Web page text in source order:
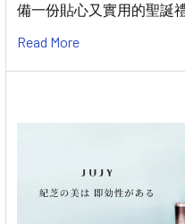
備一份貼心又實用的聖誕
Read More